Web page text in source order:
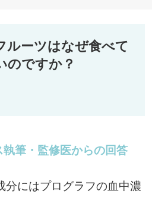
ルーツはなぜ食べて
のですか？
執筆・監修医からの回答
分にはプログラフの血中濃